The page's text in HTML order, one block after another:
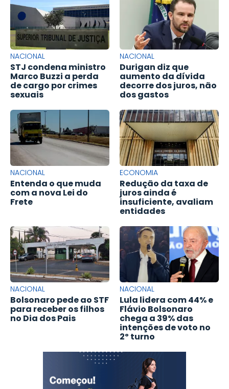
NACIONAL
STJ condena ministro
Marco Buzzi a perda
de cargo por crimes
sexuais
NACIONAL
Durigan diz que
aumento da dívida
decorre dos juros, não
dos gastos
NACIONAL
Entenda o que muda
com a nova Lei do
Frete
ECONOMIA
Redução da taxa de
juros ainda é
insuficiente, avaliam
entidades
NACIONAL
Bolsonaro pede ao STF
para receber os filhos
no Dia dos Pais
NACIONAL
Lula lidera com 44% e
Flávio Bolsonaro
chega a 39% das
intenções de voto no
2º turno